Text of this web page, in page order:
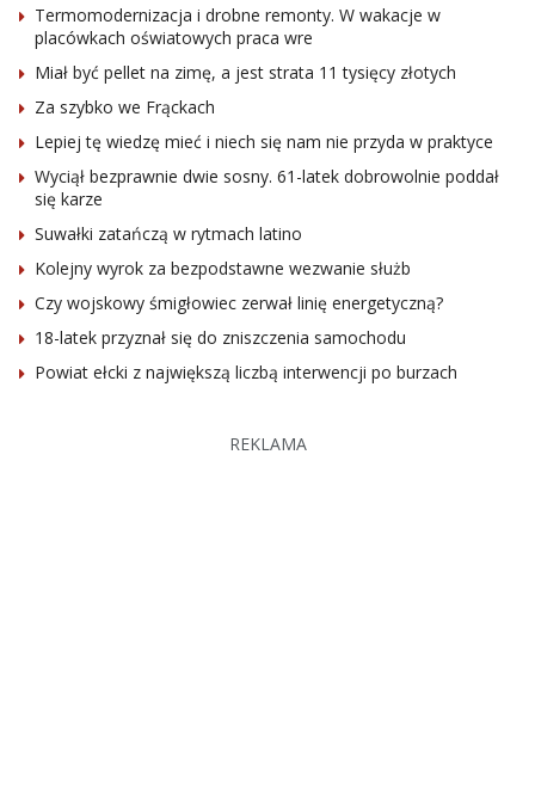
Termomodernizacja i drobne remonty. W wakacje w
placówkach oświatowych praca wre
Miał być pellet na zimę, a jest strata 11 tysięcy złotych
Za szybko we Frąckach
Lepiej tę wiedzę mieć i niech się nam nie przyda w praktyce
Wyciął bezprawnie dwie sosny. 61-latek dobrowolnie poddał
się karze
Suwałki zatańczą w rytmach latino
Kolejny wyrok za bezpodstawne wezwanie służb
Czy wojskowy śmigłowiec zerwał linię energetyczną?
18-latek przyznał się do zniszczenia samochodu
Powiat ełcki z największą liczbą interwencji po burzach
REKLAMA